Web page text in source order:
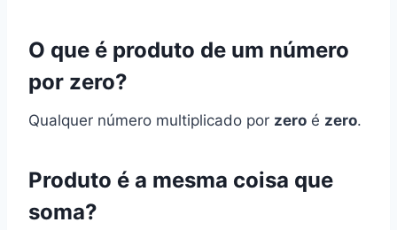
O que é produto de um número
por zero?
Qualquer número multiplicado por zero é zero.
Produto é a mesma coisa que
soma?